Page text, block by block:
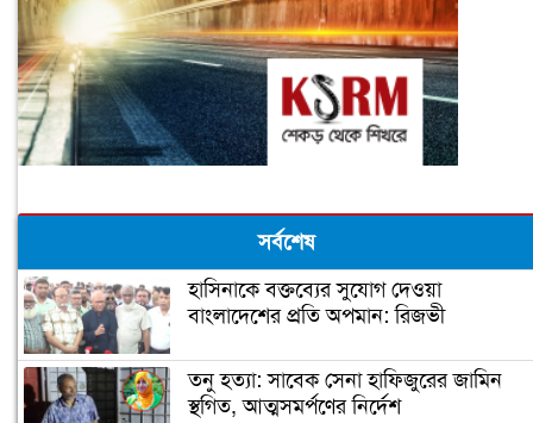
সর্বশেষ
হাসিনাকে বক্তব্যের সুযোগ দেওয়া
বাংলাদেশের প্রতি অপমান: রিজভী
তনু হত্যা: সাবেক সেনা হাফিজুরের জামিন
স্থগিত, আত্মসমর্পণের নির্দেশ